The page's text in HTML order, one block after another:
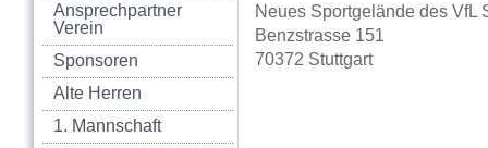
Ansprechpartner
Verein
Sponsoren
Alte Herren
1. Mannschaft
Neues Sportgelände des VfL
Benzstrasse 151
70372 Stuttgart